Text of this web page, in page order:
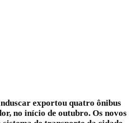
exportou quatro ônibus
no início de outubro. Os novos